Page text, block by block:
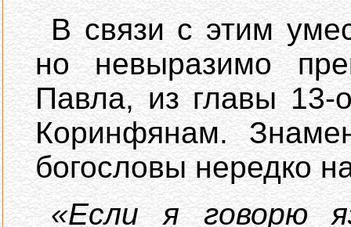
В связи с этим
но невыразимо
Павла, из главы 13-
Коринфянам.
богословы нередко
«Если я говорю